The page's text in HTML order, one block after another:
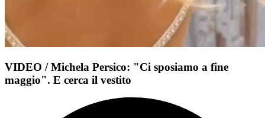
VIDEO / Michela Persico: "Ci sposiamo a fine
maggio". E cerca il vestito